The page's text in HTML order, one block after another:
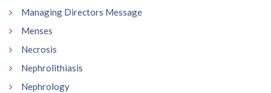
Managing Directors Message
Menses
Necrosis
Nephrolithiasis
Nephrology